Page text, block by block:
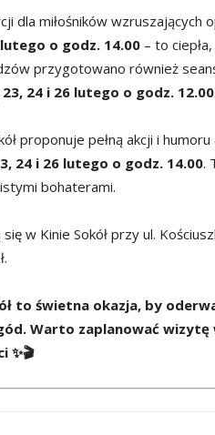
dla miłośników wzruszających
o godz. 14.00 – to
przygotowano również
23, 24 i 26 lutego o godz. 12.00.
proponuje pełną akcji i humoru
24 i 26 lutego o godz. 14.00.
bohaterami.
w Kinie Sokół przy ul.
to świetna okazja, by
Warto zaplanować
✨🎬